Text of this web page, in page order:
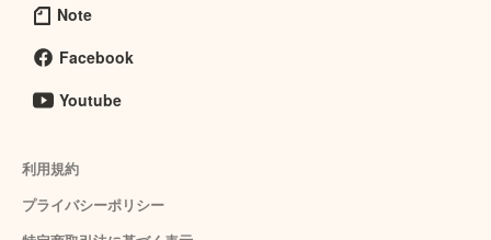
Note
Facebook
Youtube
利用規約
プライバシーポリシー